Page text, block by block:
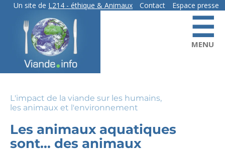
content
Un site de L214 - éthique & Animaux Contact Espace presse
L'impact de la viande sur les humains,
les animaux et l'environnement
Les animaux aquatiques
sont... des animaux
☰
MENU